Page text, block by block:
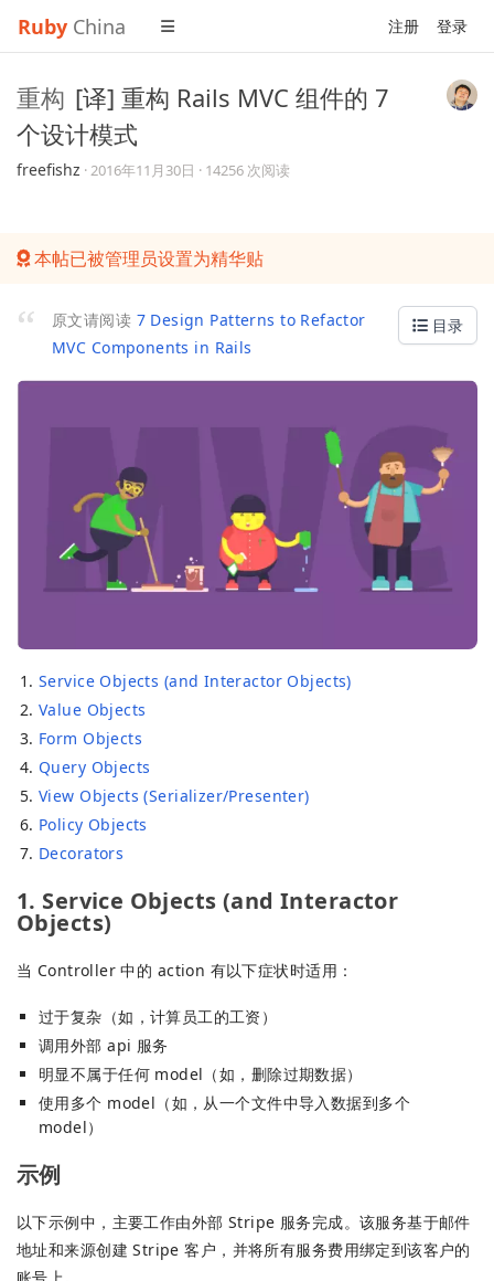
Ruby China 注册 登录
重构 [译] 重构 Rails MVC 组件的 7
个设计模式
freefishz ·2016年11月30日 · 14256 次阅读
本帖已被管理员设置为精华贴
目录
原文请阅读 7 Design Patterns to Refactor
MVC Components in Rails
Service Objects (and Interactor Objects)
Value Objects
Form Objects
Query Objects
View Objects (Serializer/Presenter)
Policy Objects
Decorators
1. Service Objects (and Interactor
Objects)
当 Controller 中的 action 有以下症状时适用：
过于复杂（如，计算员工的工资）
调用外部 api 服务
明显不属于任何 model（如，删除过期数据）
使用多个 model（如，从一个文件中导入数据到多个
model）
示例
以下示例中，主要工作由外部 Stripe 服务完成。该服务基于邮件
地址和来源创建 Stripe 客户，并将所有服务费用绑定到该客户的